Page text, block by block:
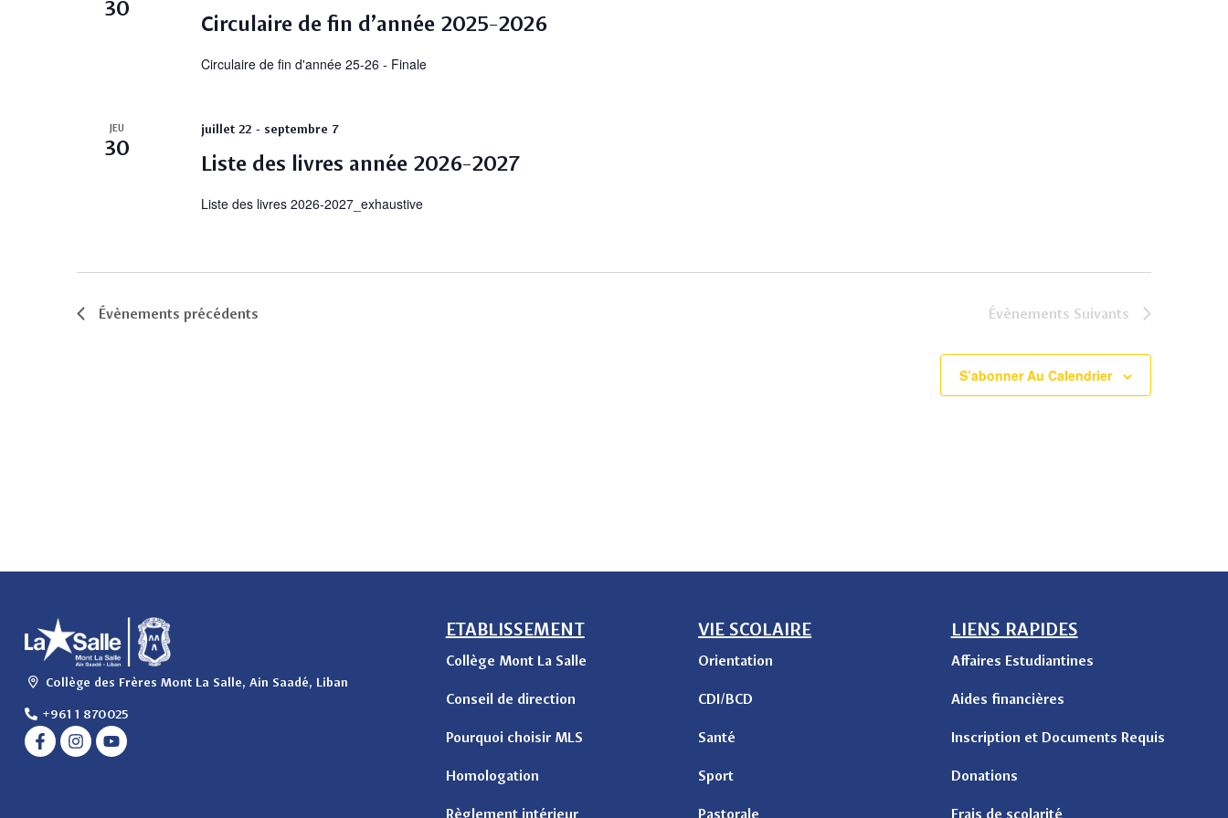
Évènements
30
Circulaire de fin d’année 2025-2026
Circulaire de fin d'année 25-26 - Finale
JEU
30
Liste des livres année 2026-2027
juillet 22 - septembre 7
Liste des livres 2026-2027_exhaustive
Évènements précédents Évènements Suivants
S’abonner Au Calendrier
Collège des Frères Mont La Salle, Ain Saadé, Liban
+961 1 870025
ETABLISSEMENT
Collège Mont La Salle
Conseil de direction
Pourquoi choisir MLS
Homologation
Règlement intérieur
VIE SCOLAIRE
Orientation
CDI/BCD
Santé
Sport
Pastorale
LIENS RAPIDES
Affaires Estudiantines
Aides financières
Inscription et Documents Requis
Donations
Frais de scolarité